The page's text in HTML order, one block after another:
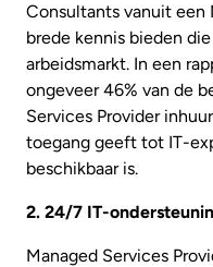
Consultants vanuit een
brede kennis bieden
arbeidsmarkt. In een
ongeveer 46% van de
Services Provider
toegang geeft tot IT-
beschikbaar is.
2. 24/7 IT-
Managed Services